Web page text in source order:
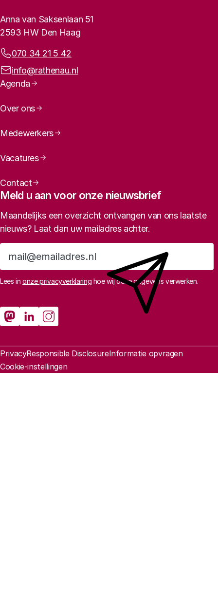
Contactinformatie
Anna van Saksenlaan 51
2593 HW Den Haag
Telefoonnummer:
070 34 21 5 42
E-mailadres:
info@rathenau.nl
Paginanavigatie
Agenda
Over ons
Medewerkers
Vacatures
Contact
Meld u aan voor onze nieuwsbrief
Maandelijks een overzicht ontvangen van ons laatste
nieuws? Laat dan uw mailadres achter.
Aanmelden
Lees inonze privacyverklaring hoe wij deze gegevens verwerken.
Sociale media
Rathenau Mastodon
Rathenau LinkedIn
Rathenau Instagram
Juridische informatie
PrivacyResponsible DisclosureInformatie opvragen
Cookie-instellingen